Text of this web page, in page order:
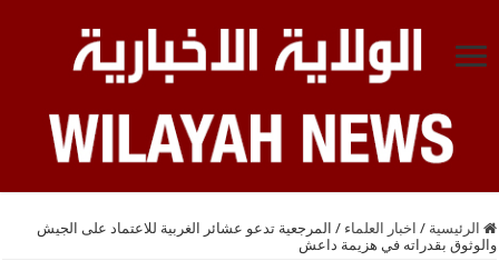
الرئيسية / اخبار العلماء / المرجعية تدعو عشائر الغربية للاعتماد على الجيش
والوثوق بقدراته في هزيمة داعش